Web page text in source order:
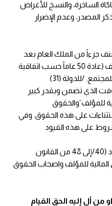
الساخرة، والنسخ للأغراض
المصدر، وعدم الإضرار
جزءاً من الملك العام بعد
مرور فترة محددة من وفاة المؤلف (عادة 50 عاماً حسب اتفاقية
/للدولة (31)
الذي تضمن وبقدر كبير
للمؤلف َوالحقوق
على هذه الحقوق. وفي
على هذه القيود
فقد تضمن الفصل السابع المواد (40/إلى 48 من القانون
المالية للمؤلف واصحاب الحقوق
من أل إليه الحق القيام